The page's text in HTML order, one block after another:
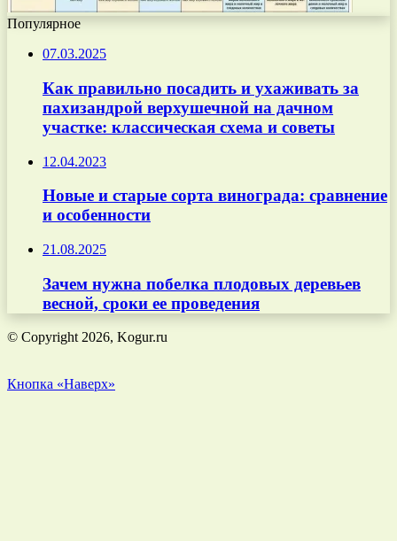
Популярное
07.03.2025
Как правильно посадить и ухаживать за
пахизандрой верхушечной на дачном
участке: классическая схема и советы
12.04.2023
Новые и старые сорта винограда: сравнение
и особенности
21.08.2025
Зачем нужна побелка плодовых деревьев
весной, сроки ее проведения
© Copyright 2026, Kogur.ru
Кнопка «Наверх»